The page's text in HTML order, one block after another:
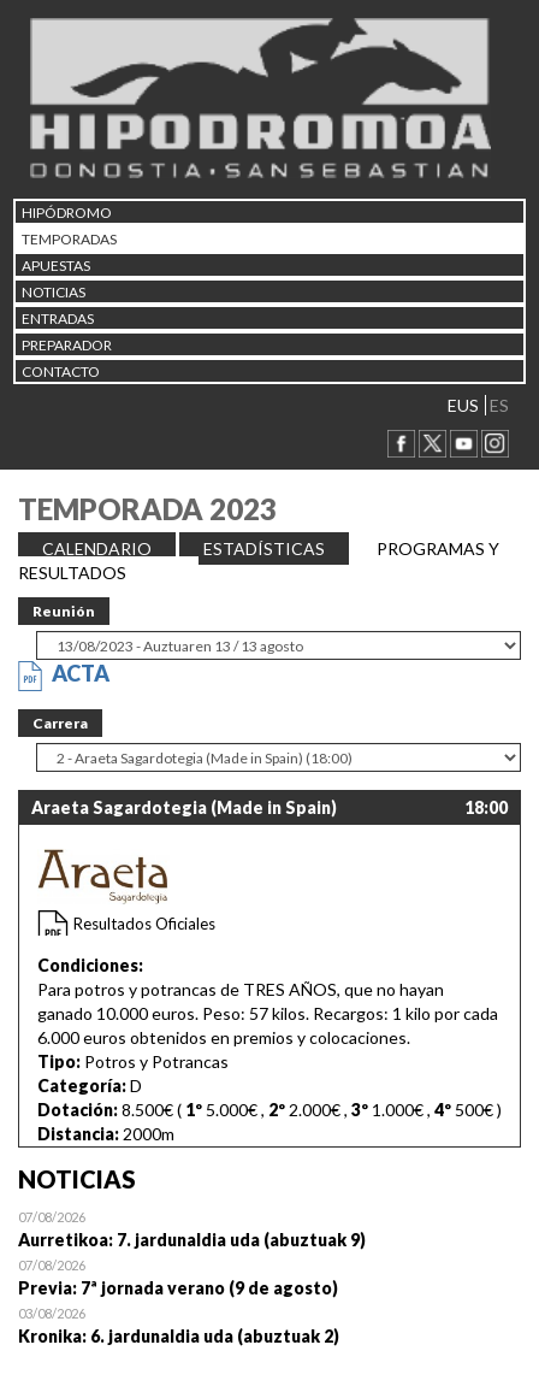
HIPÓDROMO
TEMPORADAS
APUESTAS
NOTICIAS
ENTRADAS
PREPARADOR
CONTACTO
EUS ES
TEMPORADA 2023
CALENDARIO ESTADÍSTICAS
PROGRAMAS Y
RESULTADOS
Reunión
ACTA
Carrera
Araeta Sagardotegia (Made in Spain) 18:00
Resultados Oficiales
Condiciones:
Para potros y potrancas de TRES AÑOS, que no hayan
ganado 10.000 euros. Peso: 57 kilos. Recargos: 1 kilo por cada
6.000 euros obtenidos en premios y colocaciones.
Tipo: Potros y Potrancas
Categoría:D
Dotación:8.500€ ( 1º 5.000€, 2º 2.000€, 3º 1.000€, 4º 500€)
Distancia: 2000m
NOTICIAS
07/08/2026
Aurretikoa: 7. jardunaldia uda (abuztuak 9)
07/08/2026
Previa: 7ª jornada verano (9 de agosto)
03/08/2026
Kronika: 6. jardunaldia uda (abuztuak 2)